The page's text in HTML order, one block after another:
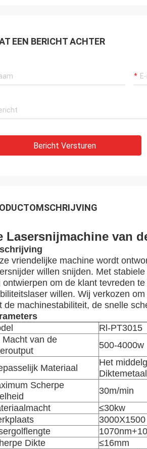
EEN BERICHT ACHTER
Bericht Versturen
Lasersnijmachine van
vriendelijke machine wordt
willen snijden. Met
ontwierpen om de klant tevreden
willen. Wij verkozen
de machinestabiliteit, de snelle
Rl-PT3015
Macht van de
500-4000w
Materiaal
Het
Diktemetaal
Scherpe
30m/min
≤30kw
3000X1500
Dikte
≤16mm